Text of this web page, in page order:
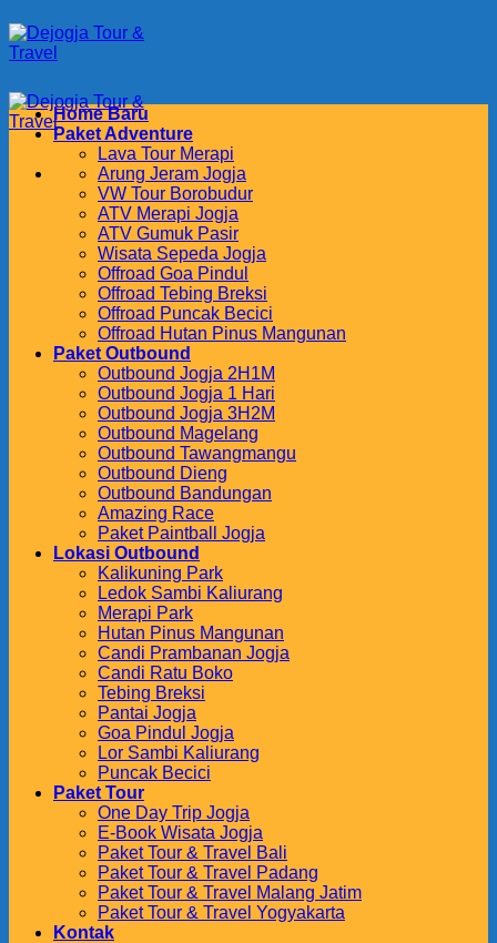
to
content
Home Baru
Paket Adventure
Lava Tour Merapi
Arung Jeram Jogja
VW Tour Borobudur
ATV Merapi Jogja
ATV Gumuk Pasir
Wisata Sepeda Jogja
Offroad Goa Pindul
Offroad Tebing Breksi
Offroad Puncak Becici
Offroad Hutan Pinus Mangunan
Paket Outbound
Outbound Jogja 2H1M
Outbound Jogja 1 Hari
Outbound Jogja 3H2M
Outbound Magelang
Outbound Tawangmangu
Outbound Dieng
Outbound Bandungan
Amazing Race
Paket Paintball Jogja
Lokasi Outbound
Kalikuning Park
Ledok Sambi Kaliurang
Merapi Park
Hutan Pinus Mangunan
Candi Prambanan Jogja
Candi Ratu Boko
Tebing Breksi
Pantai Jogja
Goa Pindul Jogja
Lor Sambi Kaliurang
Puncak Becici
Paket Tour
One Day Trip Jogja
E-Book Wisata Jogja
Paket Tour & Travel Bali
Paket Tour & Travel Padang
Paket Tour & Travel Malang Jatim
Paket Tour & Travel Yogyakarta
Kontak